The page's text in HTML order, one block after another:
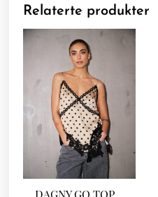
Relaterte produkter
DAGNY GO TOP